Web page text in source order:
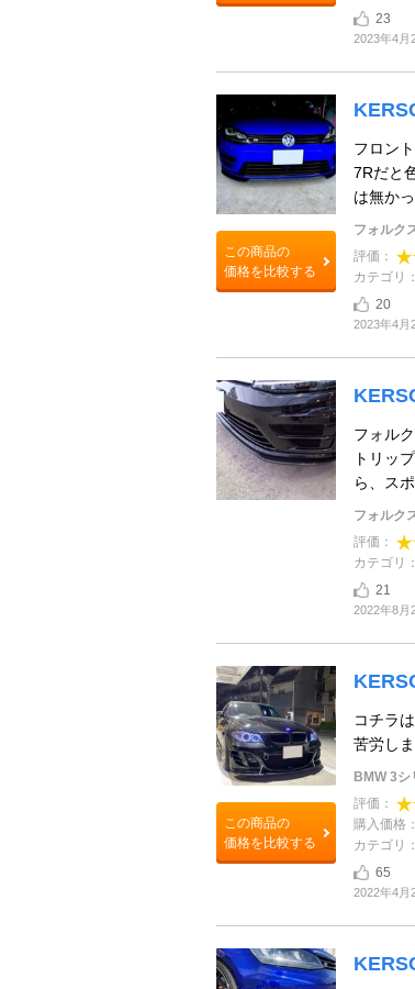
23
2023年4月
この商品の
価格を比較する
フロン
7Rだと
は無か
フォルク
評価：
カテゴリ
20
2023年4月
フォル
トリッ
ら、ス
フォルク
評価：
カテゴリ
21
2022年8月
この商品の
価格を比較する
コチラ
苦労し
BMW 3シ
評価：
購入価格
カテゴリ
65
2022年4月